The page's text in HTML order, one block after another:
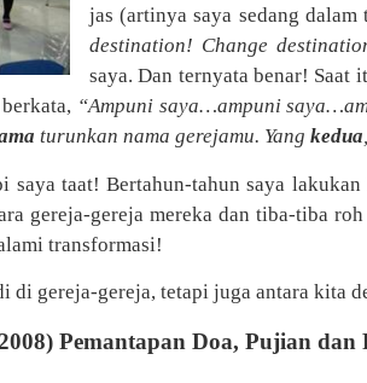
jas (artinya saya sedang dalam
destination! Change
saya. Dan ternyata benar! Saat
“Ampuni saya…ampuni
turunkan nama gerejamu. Yang kedua
saya taat! Bertahun-tahun saya
gereja-gereja mereka dan tiba-tiba
transformasi!
di gereja-gereja, tetapi juga antara kita
Pemantapan Doa, Pujian